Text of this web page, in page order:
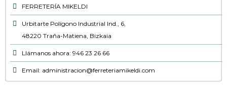
FERRETERÍA MIKELDI
Urbitarte Polígono Industrial Ind., 6,
48220 Traña-Matiena, Bizkaia
Llámanos ahora: 946 23 26 66
Email: administracion@ferreteriamikeldi.com